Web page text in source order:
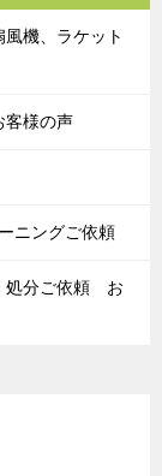
風機、ラケット
客様の声
ニングご依頼
処分ご依頼 お